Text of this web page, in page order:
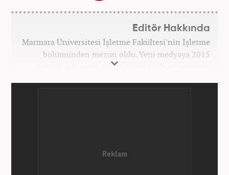
Editör Hakkında
Marmara Üniversitesi İşletme Fakültesi'nin İşletme
bölümünden mezun oldu. Yeni medyaya 2015
yılında adım attı. Yakın siyasi tarih, yönetim ve
tahrif edilen olguları savunmak, temiz bilgi